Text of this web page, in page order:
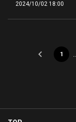
2024/10/02 18:00
1